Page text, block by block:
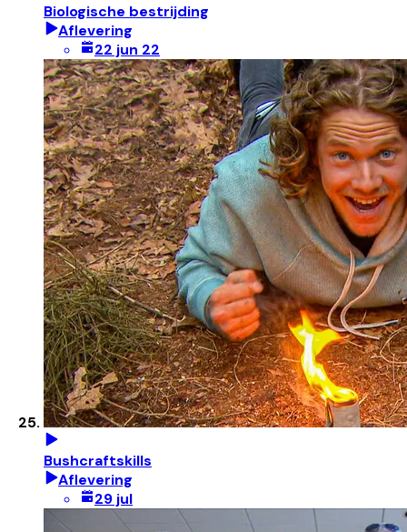
Biologische bestrijding
Aflevering
22 jun 22
Bushcraftskills
Aflevering
29 jul